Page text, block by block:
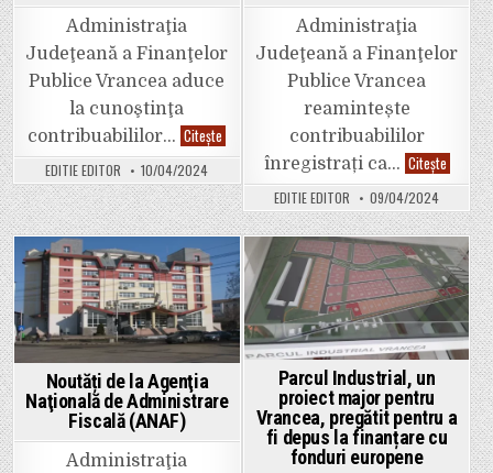
Administraţia
Judeţeană a Finanţelor
Publice Vrancea aduce
la cunoştinţa
contribuabililor… Citește
fost
modificat
contravenţional
pentru
netransmiterea
facturilor
în
sistemul
naţional
privind
factura
electronică
RO
e-
Factura
EDITIE EDITOR 10/04/2024
Administraţia
Judeţeană a Finanţelor
Publice Vrancea
reamintește
contribuabililor
înregistrați ca… Citește
de
evidență
fiscală,
de
întocmit
de
către
ca
plătitori
de
impozit
profit
EDITIE EDITOR 09/04/2024
Posted
in
Noutăți de la Agenţia
Naţională de Administrare
Fiscală (ANAF)
Administraţia
Posted
in
Parcul Industrial, un
proiect major pentru
Vrancea, pregătit pentru a
fi depus la finanțare cu
fonduri europene